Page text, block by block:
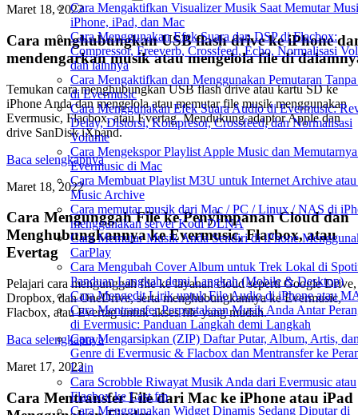
Cara Mengaktifkan Visualizer Musik Saat Memutar
iPhone, iPad, dan Mac
Cara Menggunakan Efek Suara dan DSP di Flacbox:
Compressor, Freeverb, Crossfeed, Echo, Normalisasi
dan lainnya
Cara Mengaktifkan dan Menggunakan Pemutaran Tanpa
di Evermusic
Cara Menggunakan Efek Suara Audio di Evermusic:
Delay, Distorsi, Kompresor, Crossfeed, dan Normalisasi
Volume
Cara Mengekspor Playlist Apple Music dan
Evermusic di Mac
Cara Membuat Playlist M3U untuk Internet Archive
Music Archive
Cara memutar musik dari Mac / PC / Linux / NAS di
menggunakan server Kodi DLNA
Cara Memutar Musik Anda Sendiri di iPhone
CarPlay
Cara Mengubah Cover Album untuk Trek Lokal di
Panduan Langkah demi Langkah (Mobile & Desktop)
Cara Mengedit Lirik untuk File Audio di iPhone atau
Cara Mentransfer Perpustakaan Musik Anda Antar
di Evermusic: Panduan Langkah demi Langkah
Cara Mengarsipkan (ZIP) Daftar Putar, Album, Artis,
Genre di Evermusic & Flacbox dan Mentransfer ke
Lain
Cara Scrobble Riwayat Musik Anda dari Evermusic atau
Flacbox ke Last.fm
Cara Menggunakan Widget Dinamis Sedang Diputar di
Maret 18, 2022
Cara menghubungkan USB flash drive ke iPhone
mendengarkan musik atau mengelola file di
Temukan cara menghubungkan USB flash drive atau kartu SD ke
iPhone Anda dan mengelola atau memutar file musik menggunakan
Evermusic, Flacbox, atau Evertag. Mendukung adaptor Apple dan
drive SanDisk iXpand.
Baca selengkapnya
Maret 18, 2022
Cara Mengunggah File ke Penyimpanan Cloud dan
Menghubungkannya ke Evermusic, Flacbox, atau
Evertag
Pelajari cara mengunggah file ke layanan cloud seperti Google Drive,
Dropbox, dan OneDrive, serta menghubungkannya ke Evermusic,
Flacbox, atau Evertag untuk akses file yang mudah.
Baca selengkapnya
Maret 17, 2022
Cara Mentransfer File dari Mac ke iPhone atau iPad